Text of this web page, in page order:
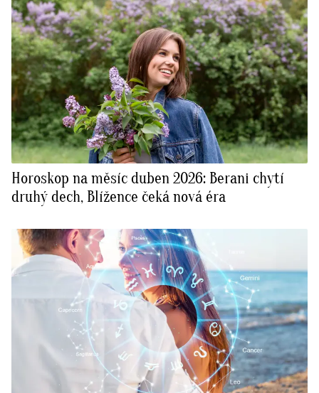
Horoskop na měsíc duben 2026: Berani chytí
druhý dech, Blížence čeká nová éra